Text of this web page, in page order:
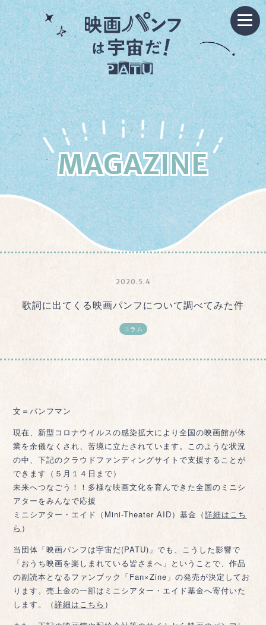
MAGAZINE
2020.5.4
歌詞に出てくる映画パンフについて調べてみた件
コラム
文＝パンフマン
現在、新型コロナウイルスの感染拡大により全国の映画館が休
業を余儀なくされ、苦境に立たされています。このような状況
の中、下記のクラウドファンディングサイトで支援することが
できます（５月１４日まで）
未来へつなごう！！多様な映画文化を育んできた全国のミニシ
アターをみんなで応援
ミニシアター・エイド（Mini-Theater AID）基金（詳細はこち
ら ）
当団体「映画パンフは宇宙だ(PATU)」でも、こうした影響で
「おうち映画を楽しまれている皆さまへ」ということで、作品
の副読本となるファンブック「Fan×Zine」の発売が決定してお
ります。売上金の一部はミニシアター・エイド基金へ寄付いた
します。（詳細はこちら ）